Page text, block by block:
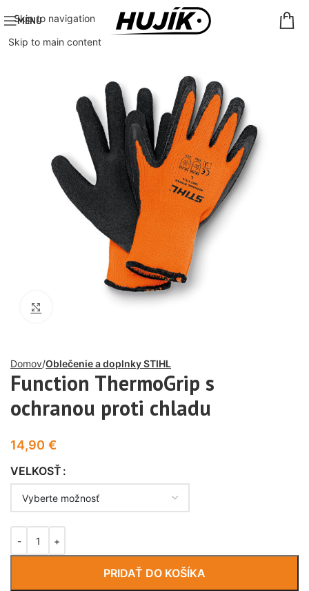
Skip to navigation
Skip to main content
MENU
Domov Oblečenie a doplnky STIHL
Function ThermoGrip s
ochranou proti chladu
14,90 €
VELKOSŤ
PRIDAŤ DO KOŠÍKA